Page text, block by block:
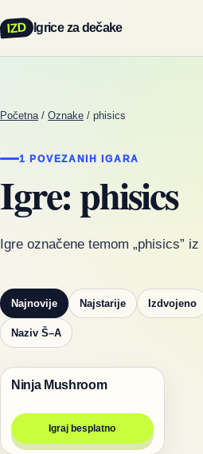
IZD Igrice za dečake
Početna / Oznake / phisics
1 POVEZANIH IGARA
Igre: phisics
Igre označene temom „phisics”
Najnovije Najstarije Izdvojeno
Naziv Š–A
Igre
Ninja Mushroom
Igraj besplatno